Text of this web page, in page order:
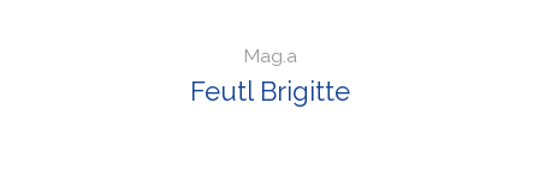
Mag.a
Feutl Brigitte